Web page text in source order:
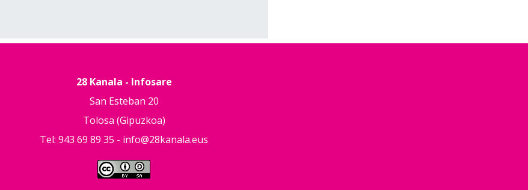
28 Kanala - Infosare
San Esteban 20
Tolosa (Gipuzkoa)
Tel: 943 69 89 35 - info@28kanala.eus